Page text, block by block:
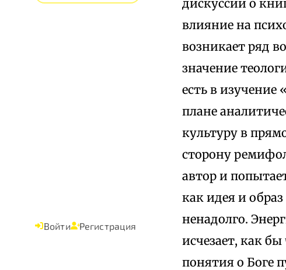
Войти Регистрация
дискуссии о
влияние на
возникает ряд
значение
есть в
плане
культуру в
сторону
автор и
как идея и
ненадолго.
исчезает, как
понятия о Боге